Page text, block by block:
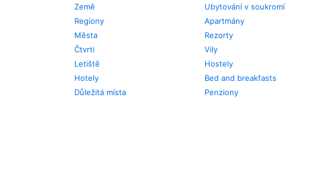
Země
Regiony
Města
Čtvrti
Letiště
Hotely
Důležitá místa
Ubytování v soukromí
Apartmány
Rezorty
Vily
Hostely
Bed and breakfasts
Penziony